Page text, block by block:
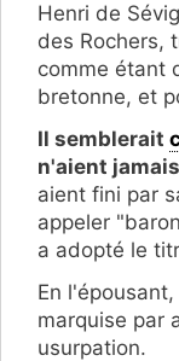
Henri de
des Rochers,
comme étant
bretonne, et
Il semblerait
n'aient
aient fini par
appeler
a adopté le
En
marquise par
usurpation.